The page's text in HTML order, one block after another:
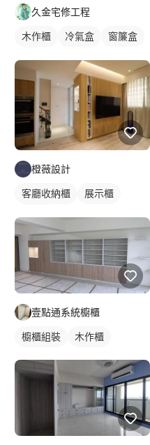
久金宅修工程
木作櫃 冷氣盒
窗簾盒
橙薇設計
客廳收納櫃
展示櫃
壹點通系統櫥櫃
櫥櫃組裝 木作櫃